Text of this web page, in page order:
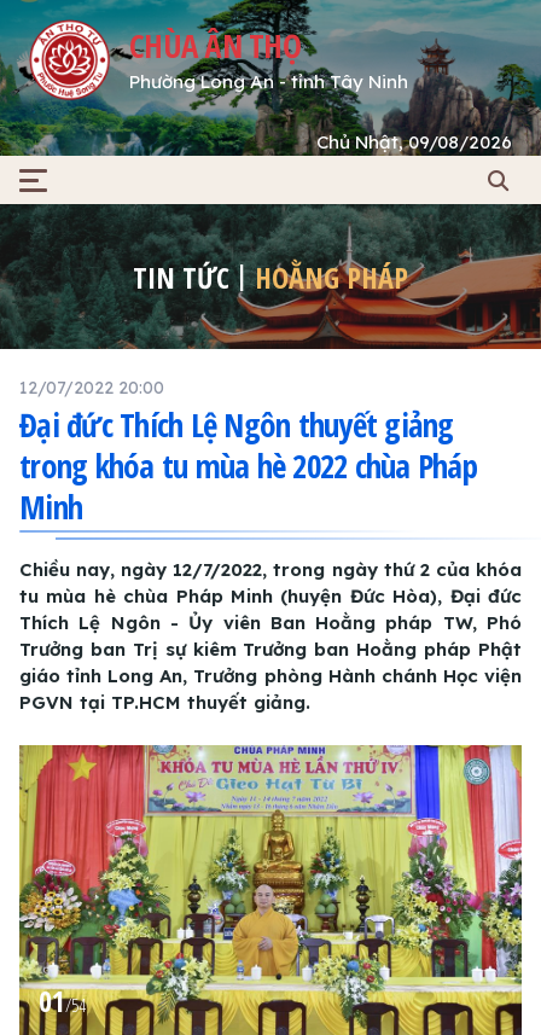
CHÙA ÂN THỌ
Phường Long An - tỉnh Tây Ninh
Chủ Nhật, 09/08/2026
TIN TỨC HOẰNG PHÁP
12/07/2022 20:00
Đại đức Thích Lệ Ngôn thuyết giảng
trong khóa tu mùa hè 2022 chùa Pháp
Minh
Chiều nay, ngày 12/7/2022, trong ngày thứ 2 của khóa
tu mùa hè chùa Pháp Minh (huyện Đức Hòa), Đại đức
Thích Lệ Ngôn - Ủy viên Ban Hoằng pháp TW, Phó
Trưởng ban Trị sự kiêm Trưởng ban Hoằng pháp Phật
giáo tỉnh Long An, Trưởng phòng Hành chánh Học viện
PGVN tại TP.HCM thuyết giảng.
01/54